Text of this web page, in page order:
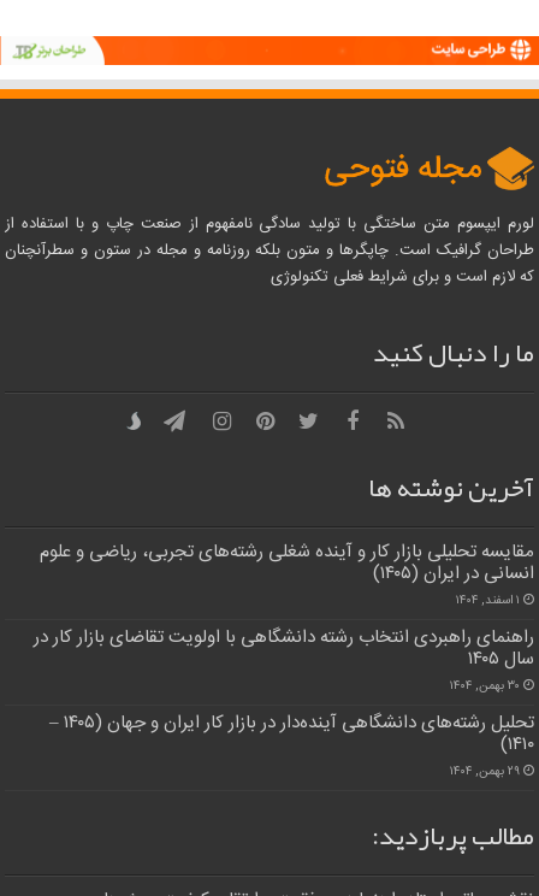
لورم ایپسوم متن ساختگی با تولید سادگی نامفهوم از صنعت چاپ و با استفاده از
طراحان گرافیک است. چاپگرها و متون بلکه روزنامه و مجله در ستون و سطرآنچنان
که لازم است و برای شرایط فعلی تکنولوژی
ما را دنبال کنید
آخرین نوشته ها
مقایسه تحلیلی بازار کار و آینده شغلی رشته‌های تجربی، ریاضی و علوم
انسانی در ایران (۱۴۰۵)
۱ اسفند, ۱۴۰۴
راهنمای راهبردی انتخاب رشته دانشگاهی با اولویت تقاضای بازار کار در
سال ۱۴۰۵
۳۰ بهمن, ۱۴۰۴
تحلیل رشته‌های دانشگاهی آینده‌دار در بازار کار ایران و جهان (۱۴۰۵ –
۱۴۱۰)
۲۹ بهمن, ۱۴۰۴
مطالب پربازدید: